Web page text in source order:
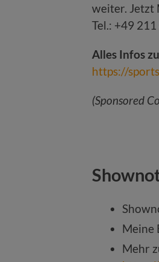
weiter. Jetzt
Tel.: +49
Alles Infos
https://
(Sponsored
Meine
Mehr